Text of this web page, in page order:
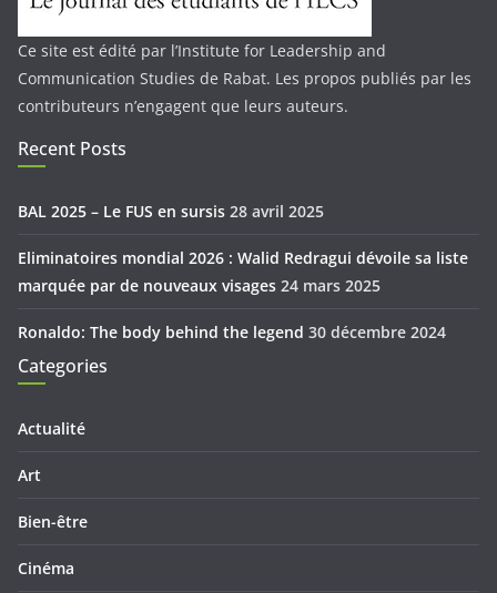
Ce site est édité par l’Institute for Leadership and
Communication Studies de Rabat. Les propos publiés par les
contributeurs n’engagent que leurs auteurs.
Recent Posts
BAL 2025 – Le FUS en sursis 28 avril 2025
Eliminatoires mondial 2026 : Walid Redragui dévoile sa liste
marquée par de nouveaux visages 24 mars 2025
Ronaldo: The body behind the legend 30 décembre 2024
Categories
Actualité
Art
Bien-être
Cinéma